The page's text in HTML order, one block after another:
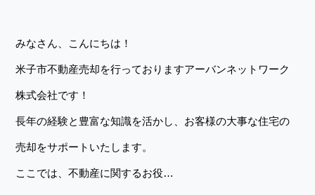
みなさん、こんにちは！
米子市不動産売却を行っておりますアーバンネットワーク
株式会社です！
長年の経験と豊富な知識を活かし、お客様の大事な住宅の
売却をサポートいたします。
ここでは、不動産に関するお役…